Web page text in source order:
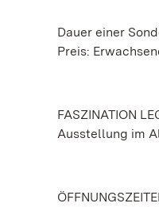
Dauer einer
Preis:
FASZINATION
Ausstellung im